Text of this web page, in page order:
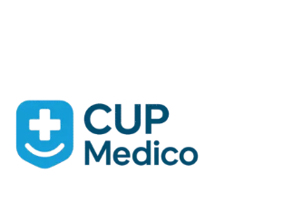
al
contenuto